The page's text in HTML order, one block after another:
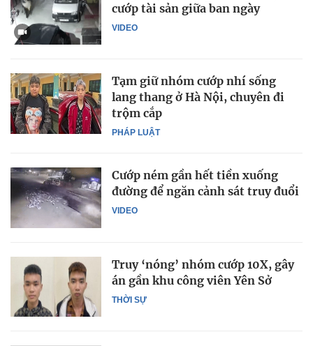
VIDEO
cướp tài sản giữa ban ngày
PHÁP LUẬT
Tạm giữ nhóm cướp nhí sống
lang thang ở Hà Nội, chuyên đi
trộm cắp
VIDEO
Cướp ném gần hết tiền xuống
đường để ngăn cảnh sát truy đuổi
THỜI SỰ
Truy ‘nóng’ nhóm cướp 10X, gây
án gần khu công viên Yên Sở